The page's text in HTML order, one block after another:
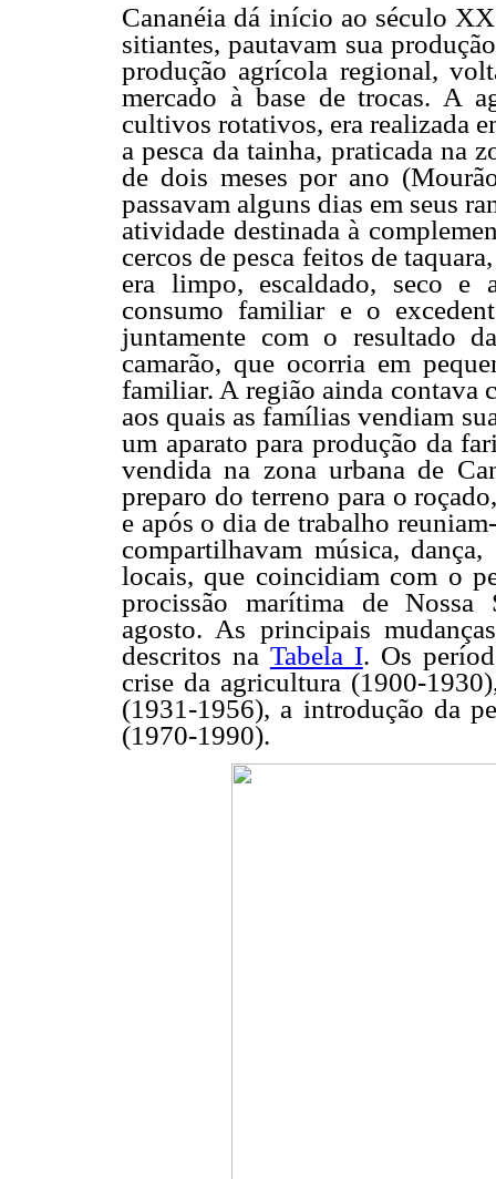
Cananéia dá início ao século
sitiantes, pautavam sua
produção agrícola regional,
mercado à base de trocas. A
cultivos rotativos, era realizada
a pesca da tainha, praticada na
de dois meses por ano
passavam alguns dias em seus
atividade destinada à
cercos de pesca feitos de
era limpo, escaldado, seco e
consumo familiar e o
juntamente com o resultado
camarão, que ocorria em
familiar. A região ainda contava
aos quais as famílias vendiam
um aparato para produção da
vendida na zona urbana de
preparo do terreno para o
e após o dia de trabalho
compartilhavam música,
locais, que coincidiam com o
procissão marítima de Nossa
agosto. As principais
descritos na Tabela I. Os
crise da agricultura (1900-
(1931-1956), a introdução da
(1970-1990).